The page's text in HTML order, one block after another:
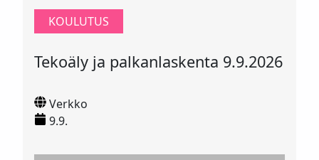
KOULUTUS
Tekoäly ja palkanlaskenta 9.9.2026
Verkko
9.9.